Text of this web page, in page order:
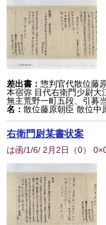
差出書：惣判官代散位藤
本宿弥 目代右衛門少尉大
無主荒野一町五段、引募
名：散位藤原朝臣 散位中
右衛門尉某書状案
は函/1/6/ 2月2日 （0）